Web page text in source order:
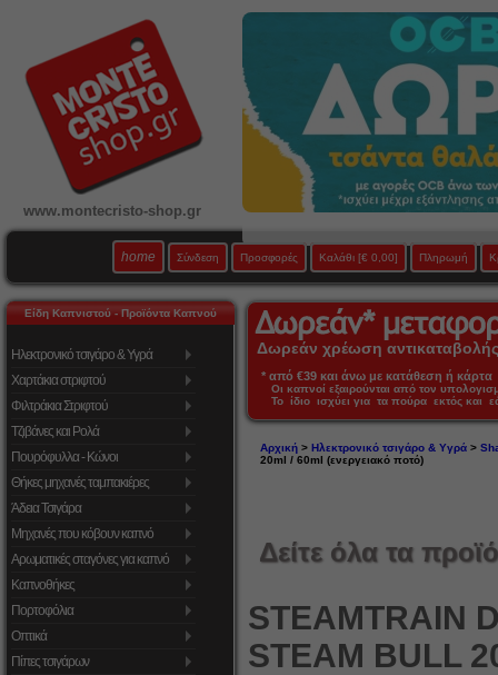
www.montecristo-shop.gr
home Σύνδεση Προσφορές Καλάθι [€ 0,00] Πληρωμή
Είδη Καπνιστού - Προϊόντα Καπνού
Ηλεκτρονικό τσιγάρο & Υγρά
Χαρτάκια στριφτού
Φιλτράκια Στριφτού
Τζιβάνες και Ρολά
Πουρόφυλλα - Κώνοι
Θήκες μηχανές ταμπακιέρες
Άδεια Τσιγάρα
Μηχανές που κόβουν καπνό
Αρωματικές σταγόνες για καπνό
Καπνοθήκες
Πορτοφόλια
Οπτικά
Πίπες τσιγάρων
Δωρεάν χρέωση
* από €39 και άνω με κατάθεση ή
Οι καπνοί εξαιρούνται από τον
Το ίδιο ισχύει για τα πούρα εκτός και
Αρχική> Ηλεκτρονικό τσιγάρο & Υγρά>
20ml / 60ml (ενεργειακό ποτό)
Δείτε όλα τα
STEAMTRAIN
STEAM BULL